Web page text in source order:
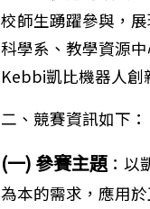
校師生踴躍參與，
科學系、教學資源
Kebbi凱比機器人創
二、競賽資訊如下：
(一) 參賽主題 ：
為本的需求，應用